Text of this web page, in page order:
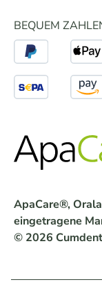
BEQUEM
ApaCare®,
eingetragene
© 2026